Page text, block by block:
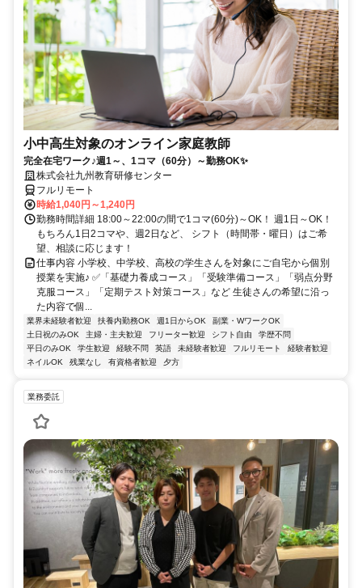
小中高生対象のオンライン家庭教師
完全在宅ワーク♪週1～、1コマ（60分）～勤務OK✨
株式会社九州教育研修センター
フルリモート
時給1,040円～1,240円
勤務時間詳細 18:00～22:00の間で1コマ(60分)～OK！ 週1日～OK！
もちろん1日2コマや、週2日など、 シフト（時間帯・曜日）はご希
望、相談に応じます！
仕事内容 小学校、中学校、高校の学生さんを対象にご自宅から個別
授業を実施♪ ✅「基礎力養成コース」「受験準備コース」「弱点分野
克服コース」「定期テスト対策コース」など 生徒さんの希望に沿っ
た内容で個...
業界未経験者歓迎 扶養内勤務OK 週1日からOK
副業・WワークOK
土日祝のみOK
主婦・主夫歓迎 フリーター歓迎 シフト自由
学歴不問
平日のみOK
学生歓迎 経験不問 英語 未経験者歓迎 フルリモート
経験者歓迎
ネイルOK
残業なし 有資格者歓迎 夕方
業務委託